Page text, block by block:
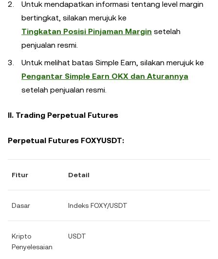
Untuk mendapatkan informasi tentang level margin
bertingkat, silakan merujuk ke
Tingkatan Posisi Pinjaman Margin setelah
penjualan resmi.
Untuk melihat batas Simple Earn, silakan merujuk ke
Pengantar Simple Earn OKX dan Aturannya
setelah penjualan resmi.
II. Trading Perpetual Futures
Perpetual Futures FOXYUSDT:
Fitur Detail
Dasar Indeks FOXY/USDT
Kripto
Penyelesaian
USDT